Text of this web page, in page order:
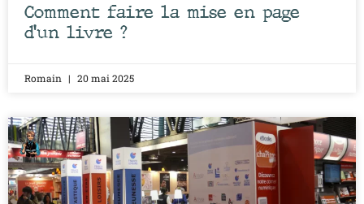
Comment faire la mise en page
d’un livre ?
Romain 20 mai 2025